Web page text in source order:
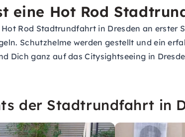
eine Hot Rod
Rod Stadtrundfahrt in Dresden an erster
Schutzhelme werden gestellt und ein
Dich ganz auf das Citysightseeing in
der Stadtrundfahrt in